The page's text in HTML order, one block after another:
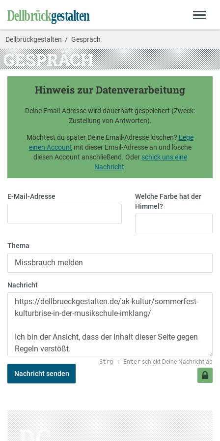
Dellbrückgestalten Gespräch
GESPRÄCH
Hinweis zur Datenverarbeitung
Deine Email-Adresse wird dauerhaft gespeichert (Zweck:
Zustellung von Antworten).
Möchtest du später Deine Email-Adresse löschen? Lege
einen Account mit dieser Email-Adresse an und lösche
diesen Account anschließend. Oder schick uns eine
Nachricht.
E-Mail-Adresse
Welche Farbe hat der
Himmel?
Thema
Nachricht
Strg + Enter schickt Deine Nachricht ab
Nachricht senden